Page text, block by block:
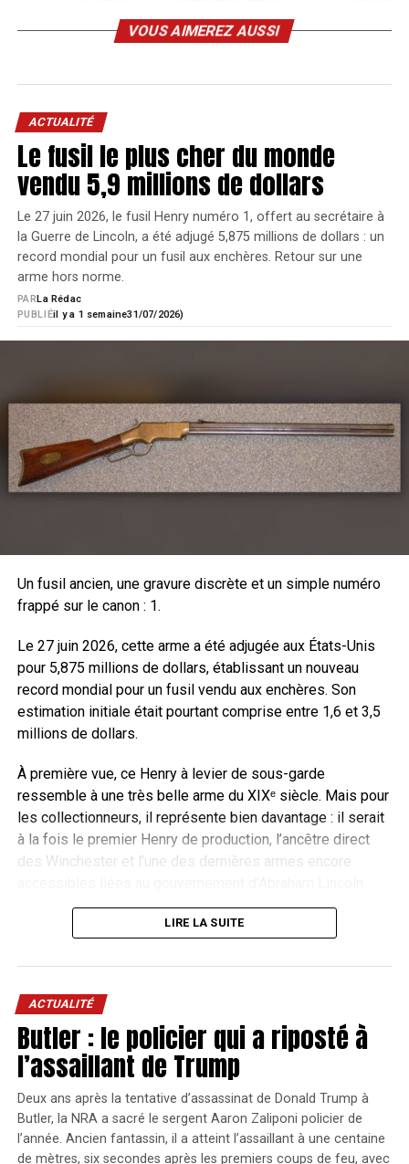
D’abord, l’ Histoire du Fusil de Sniperde notre
confrère Daniel Casanova qui au fil des 344
pages de son ouvrage retrace les évolutions de
cette arme devenue indispensable dans tous les
pays. De l’invention de l’arquebuse en passant
par l’apparition des rayures dans les canons, le
fusil de précision n’a jamais cessé d’évoluer et
sniper apparait réellement lors de la révolution
américaine avec le fameux fusil Kentucky, mais
je vous laisse découvrir tout cela dans cet
excellent ouvrage qui va trouver sa place dans
votre bibliothèque.
Autre ouvrage de référence pour les passionnés
d’archerie, le livre de Sébastien Bagnis
Mémoires d’Archerie nous projette dans l’histoire
de l’archerie traditionnelle où les arcs recourbés
représentent l’essence même de cette
VOUS AIMEREZ AUSSI
ACTUALITÉ
Le fusil le plus cher du monde
vendu 5,9 millions de dollars
Le 27 juin 2026, le fusil Henry numéro 1, offert au secrétaire à
la Guerre de Lincoln, a été adjugé 5,875 millions de dollars : un
record mondial pour un fusil aux enchères. Retour sur une
arme hors norme.
PUBLIÉil y a 1 semaine31/07/2026)
PARLa Rédac
Un fusil ancien, une gravure discrète et un simple numéro
frappé sur le canon : 1.
Le 27 juin 2026, cette arme a été adjugée aux États-Unis
pour 5,875 millions de dollars, établissant un nouveau
record mondial pour un fusil vendu aux enchères. Son
estimation initiale était pourtant comprise entre 1,6 et 3,5
millions de dollars.
À première vue, ce Henry à levier de sous-garde
ressemble à une très belle arme du XIXᵉ siècle. Mais pour
les collectionneurs, il représente bien davantage : il serait
à la fois le premier Henry de production, l’ancêtre direct
des Winchester et l’une des dernières armes encore
Cinq millions de dollars, avant les
frais
La vente s’est déroulée à Bedford, au Texas, lors de « The
American Sale », une vente organisée par Rock Island
Auction Company pour célébrer les 250 ans des États-
Unis.
Les enchères ont atteint 5 millions de dollars au marteau.
Une fois les frais ajoutés, le prix réellement payé s’est
élevé à 5,875 millions de dollars, soit bien au-delà du
LIRE LA SUITE
ACTUALITÉ
Butler : le policier qui a riposté à
l’assaillant de Trump
Deux ans après la tentative d’assassinat de Donald Trump à
Butler, la NRA a sacré le sergent Aaron Zaliponi policier de
l’année. Ancien fantassin, il a atteint l’assaillant à une centaine
de mètres, six secondes après les premiers coups de feu, avec